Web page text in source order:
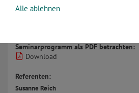
Seminarziel:
Seminarprogramm als PDF betrachten:
Download
Referenten:
Susanne Reich
Alle ablehnen